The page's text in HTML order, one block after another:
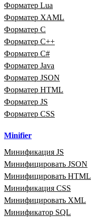
Форматер Lua
Форматер XAML
Форматер C
Форматер C++
Форматер C#
Форматер Java
Форматер JSON
Форматер HTML
Форматер JS
Форматер CSS
Minifier
Минификация JS
Минифицировать JSON
Минифицировать HTML
Минификация CSS
Минифицировать XML
Минификатор SQL